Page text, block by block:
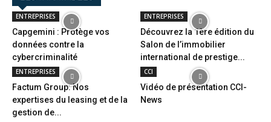
ENTREPRISES
Capgemini : Protège vos
données contre la
cybercriminalité
ENTREPRISES
Découvrez la 1ère édition du
Salon de l’immobilier
international de prestige...
ENTREPRISES
Factum Group: Nos
expertises du leasing et de la
gestion de...
CCI
Vidéo de présentation CCI-
News